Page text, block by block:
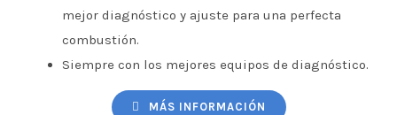
mejor diagnóstico y ajuste para una perfecta
combustión.
Siempre con los mejores equipos de diagnóstico.
MÁS INFORMACIÓN